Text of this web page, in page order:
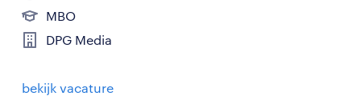
MBO
DPG Media
bekijk vacature